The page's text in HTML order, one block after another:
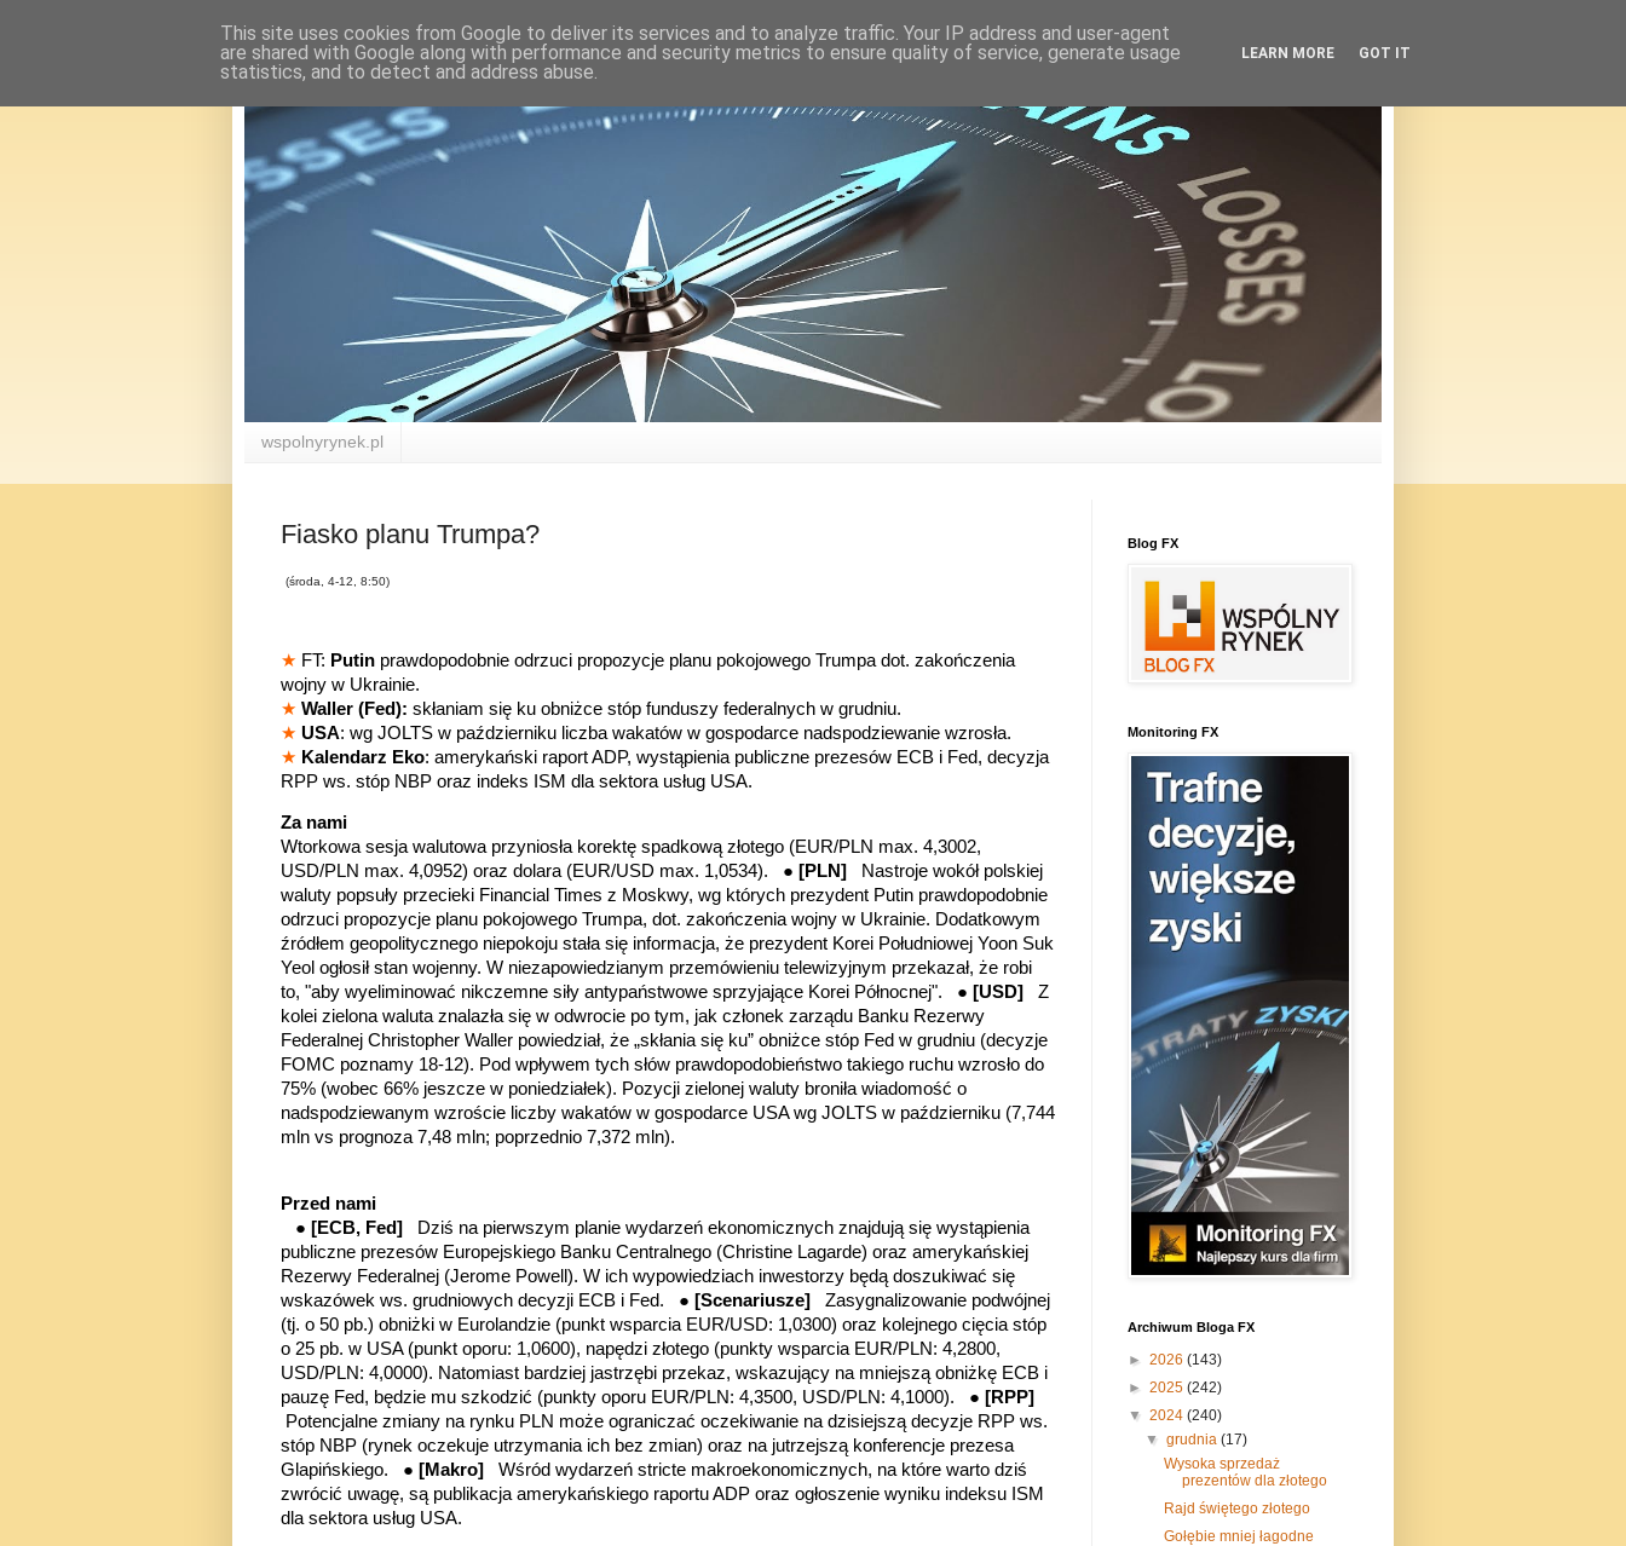
wspolnyrynek.pl
Fiasko planu Trumpa?
(środa, 4-12, 8:50)
★ FT: Putin prawdopodobnie odrzuci propozycje planu pokojowego Trumpa dot. zakończenia
wojny w Ukrainie.
★ Waller (Fed): skłaniam się ku obniżce stóp funduszy federalnych w grudniu.
★ USA: wg JOLTS w październiku liczba wakatów w gospodarce nadspodziewanie wzrosła.
★ Kalendarz Eko: amerykański raport ADP, wystąpienia publiczne prezesów ECB i Fed, decyzja
RPP ws. stóp NBP oraz indeks ISM dla sektora usług USA.
Za nami
Wtorkowa sesja walutowa przyniosła korektę spadkową złotego (EUR/PLN max. 4,3002,
USD/PLN max. 4,0952) oraz dolara (EUR/USD max. 1,0534). ● [PLN]
Nastroje wokół polskiej
waluty popsuły przecieki Financial Times z Moskwy, wg których prezydent Putin prawdopodobnie
odrzuci propozycje planu pokojowego Trumpa, dot. zakończenia wojny w Ukrainie. Dodatkowym
źródłem geopolitycznego niepokoju stała się informacja, że prezydent Korei Południowej Yoon Suk
Yeol ogłosił stan wojenny. W niezapowiedzianym przemówieniu telewizyjnym przekazał, że robi
to, "aby wyeliminować nikczemne siły antypaństwowe sprzyjające Korei Północnej". ● [USD] Z
kolei zielona waluta znalazła się w odwrocie po tym, jak członek zarządu Banku Rezerwy
Federalnej Christopher Waller powiedział, że „skłania się ku” obniżce stóp Fed w grudniu (decyzje
FOMC poznamy 18-12). Pod wpływem tych słów prawdopodobieństwo takiego ruchu wzrosło do
75% (wobec 66% jeszcze w poniedziałek). Pozycji zielonej waluty broniła wiadomość o
nadspodziewanym wzroście liczby wakatów w gospodarce USA wg JOLTS w październiku (7,744
mln vs prognoza 7,48 mln; poprzednio 7,372 mln).
Przed nami
● [ECB, Fed]
Dziś na pierwszym planie wydarzeń ekonomicznych znajdują się wystąpienia
publiczne prezesów Europejskiego Banku Centralnego (Christine Lagarde) oraz amerykańskiej
Rezerwy Federalnej (Jerome Powell). W ich wypowiedziach inwestorzy będą doszukiwać się
wskazówek ws. grudniowych decyzji ECB i Fed. ● [Scenariusze] Zasygnalizowanie podwójnej
(tj. o 50 pb.) obniżki w Eurolandzie (punkt wsparcia EUR/USD: 1,0300) oraz kolejnego cięcia stóp
o 25 pb. w USA (punkt oporu: 1,0600), napędzi złotego (punkty wsparcia EUR/PLN: 4,2800,
USD/PLN: 4,0000). Natomiast bardziej jastrzębi przekaz, wskazujący na mniejszą obniżkę ECB i
pauzę Fed, będzie mu szkodzić (punkty oporu EUR/PLN: 4,3500, USD/PLN: 4,1000). ● [RPP]
Potencjalne zmiany na rynku PLN może ograniczać oczekiwanie na dzisiejszą decyzje RPP ws.
stóp NBP (rynek oczekuje utrzymania ich bez zmian) oraz na jutrzejszą konferencje prezesa
Glapińskiego. ● [Makro] Wśród wydarzeń stricte makroekonomicznych, na które warto dziś
zwrócić uwagę, są publikacja amerykańskiego raportu ADP oraz ogłoszenie wyniku indeksu ISM
dla sektora usług USA.
Blog FX
Monitoring FX
Archiwum Bloga FX
► 2026 (143)
► 2025 (242)
▼ 2024 (240)
▼grudnia(17)
Wysoka sprzedaż
prezentów dla złotego
Rajd świętego złotego
Gołębie mniej łagodne
This site uses cookies from Google to deliver its services and to analyze traffic. Your IP address and user-agent
are shared with Google along with performance and security metrics to ensure quality of service, generate usage
statistics, and to detect and address abuse.
LEARN MORE GOT IT